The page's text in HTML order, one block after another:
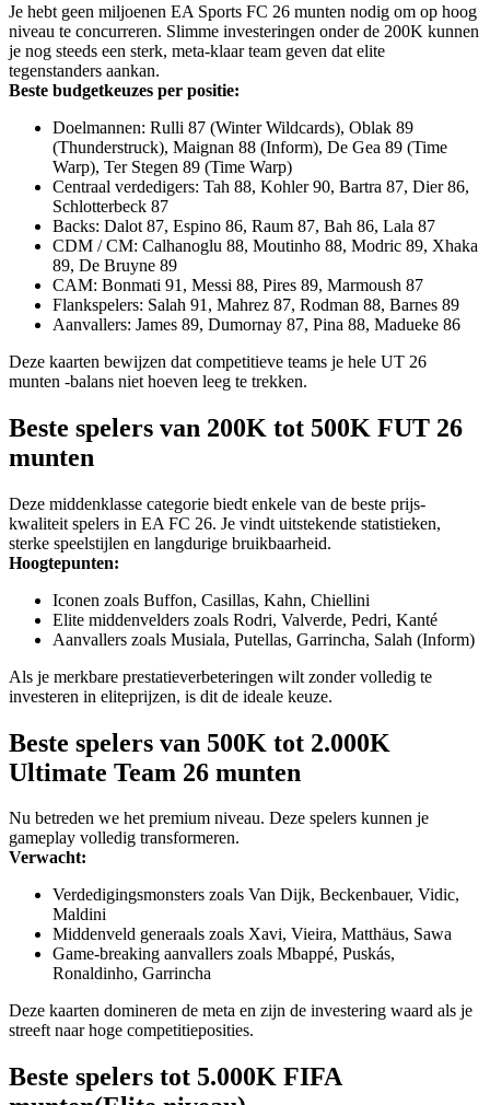
Je hebt geen miljoenen EA Sports FC 26 munten nodig om op hoog
niveau te concurreren. Slimme investeringen onder de 200K kunnen
je nog steeds een sterk, meta-klaar team geven dat elite
tegenstanders aankan.
Beste budgetkeuzes per positie:
Doelmannen: Rulli 87 (Winter Wildcards), Oblak 89
(Thunderstruck), Maignan 88 (Inform), De Gea 89 (Time
Warp), Ter Stegen 89 (Time Warp)
Centraal verdedigers: Tah 88, Kohler 90, Bartra 87, Dier 86,
Schlotterbeck 87
Backs: Dalot 87, Espino 86, Raum 87, Bah 86, Lala 87
CDM / CM: Calhanoglu 88, Moutinho 88, Modric 89, Xhaka
89, De Bruyne 89
CAM: Bonmati 91, Messi 88, Pires 89, Marmoush 87
Flankspelers: Salah 91, Mahrez 87, Rodman 88, Barnes 89
Aanvallers: James 89, Dumornay 87, Pina 88, Madueke 86
Deze kaarten bewijzen dat competitieve teams je hele UT 26
munten -balans niet hoeven leeg te trekken.
Beste spelers van 200K tot 500K FUT 26
munten
Deze middenklasse categorie biedt enkele van de beste prijs-
kwaliteit spelers in EA FC 26. Je vindt uitstekende statistieken,
sterke speelstijlen en langdurige bruikbaarheid.
Hoogtepunten:
Iconen zoals Buffon, Casillas, Kahn, Chiellini
Elite middenvelders zoals Rodri, Valverde, Pedri, Kanté
Aanvallers zoals Musiala, Putellas, Garrincha, Salah (Inform)
Als je merkbare prestatieverbeteringen wilt zonder volledig te
investeren in eliteprijzen, is dit de ideale keuze.
Beste spelers van 500K tot 2.000K
Ultimate Team 26 munten
Nu betreden we het premium niveau. Deze spelers kunnen je
gameplay volledig transformeren.
Verwacht:
Verdedigingsmonsters zoals Van Dijk, Beckenbauer, Vidic,
Maldini
Middenveld generaals zoals Xavi, Vieira, Matthäus, Sawa
Game-breaking aanvallers zoals Mbappé, Puskás,
Ronaldinho, Garrincha
Deze kaarten domineren de meta en zijn de investering waard als je
streeft naar hoge competitieposities.
Beste spelers tot 5.000K FIFA